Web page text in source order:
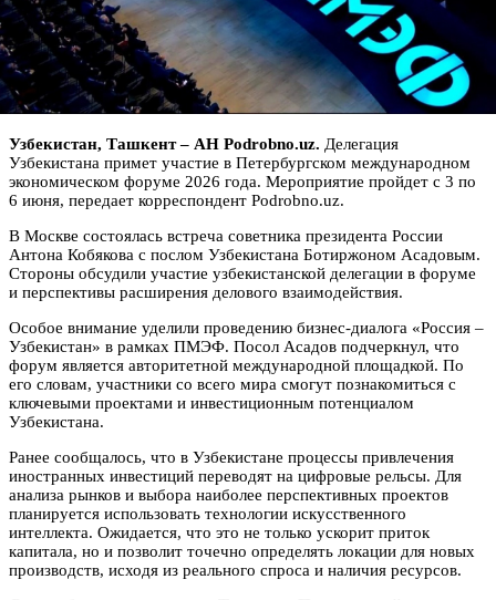
Узбекистан, Ташкент – АН Podrobno.uz. Делегация
Узбекистана примет участие в Петербургском международном
экономическом форуме 2026 года. Мероприятие пройдет с 3 по
6 июня, передает корреспондент Podrobno.uz.
В Москве состоялась встреча советника президента России
Антона Кобякова с послом Узбекистана Ботиржоном Асадовым.
Стороны обсудили участие узбекистанской делегации в форуме
и перспективы расширения делового взаимодействия.
Особое внимание уделили проведению бизнес-диалога «Россия –
Узбекистан» в рамках ПМЭФ. Посол Асадов подчеркнул, что
форум является авторитетной международной площадкой. По
его словам, участники со всего мира смогут познакомиться с
ключевыми проектами и инвестиционным потенциалом
Узбекистана.
Ранее сообщалось, что в Узбекистане процессы привлечения
иностранных инвестиций переводят на цифровые рельсы. Для
анализа рынков и выбора наиболее перспективных проектов
планируется использовать технологии искусственного
интеллекта. Ожидается, что это не только ускорит приток
капитала, но и позволит точечно определять локации для новых
производств, исходя из реального спроса и наличия ресурсов.